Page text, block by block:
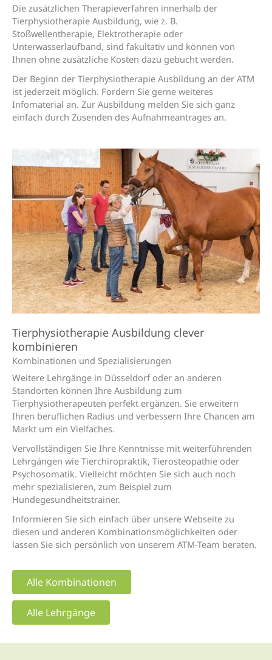
Die zusätzlichen Therapieverfahren innerhalb der
Tierphysiotherapie Ausbildung, wie z. B.
Stoßwellentherapie, Elektrotherapie oder
Unterwasserlaufband, sind fakultativ und können von
Ihnen ohne zusätzliche Kosten dazu gebucht werden.
Der Beginn der Tierphysiotherapie Ausbildung an der ATM
ist jederzeit möglich. Fordern Sie gerne weiteres
Infomaterial an. Zur Ausbildung melden Sie sich ganz
einfach durch Zusenden des Aufnahmeantrages an.
Tierphysiotherapie Ausbildung clever
kombinieren
Kombinationen und Speziali­sierungen
Weitere Lehrgänge in Düsseldorf oder an anderen
Standorten können Ihre Ausbildung zum
Tierphysiotherapeuten perfekt ergänzen. Sie erweitern
Ihren beruflichen Radius und verbessern Ihre Chancen am
Markt um ein Vielfaches.
Vervollständigen Sie Ihre Kenntnisse mit weiterführenden
Lehrgängen wie Tierchiropraktik, Tierosteopathie oder
Psychosomatik. Vielleicht möchten Sie sich auch noch
mehr spezialisieren, zum Beispiel zum
Hundegesundheitstrainer.
Informieren Sie sich einfach über unsere Webseite zu
diesen und anderen Kombinationsmöglichkeiten oder
lassen Sie sich persönlich von unserem ATM-Team beraten.
Alle Kombinationen
Alle Lehrgänge